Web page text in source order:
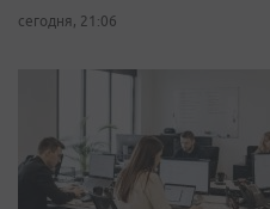
сегодня, 21:06